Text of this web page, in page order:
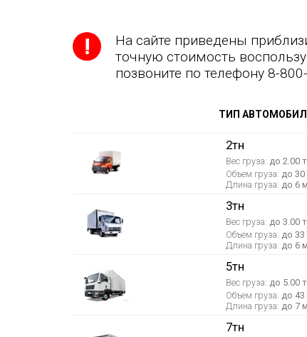
На сайте приведены
точную стоимость
позвоните по телефону 8-
ТИП
2тн
Вес груза: до 2.00
Объем груза: до 30
Длина груза: до 6 м
3тн
Вес груза: до 3.00
Объем груза: до 33
Длина груза: до 6 м
5тн
Вес груза: до 5.00
Объем груза: до 43
Длина груза: до 7 м
7тн